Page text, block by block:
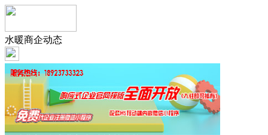
水暖商企动态